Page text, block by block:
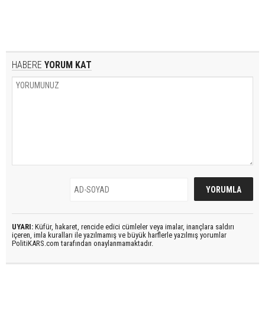
HABERE YORUM KAT
UYARI: Küfür, hakaret, rencide edici cümleler veya imalar, inançlara saldırı
içeren, imla kuralları ile yazılmamış ve büyük harflerle yazılmış yorumlar
PolitiKARS.com tarafından onaylanmamaktadır.